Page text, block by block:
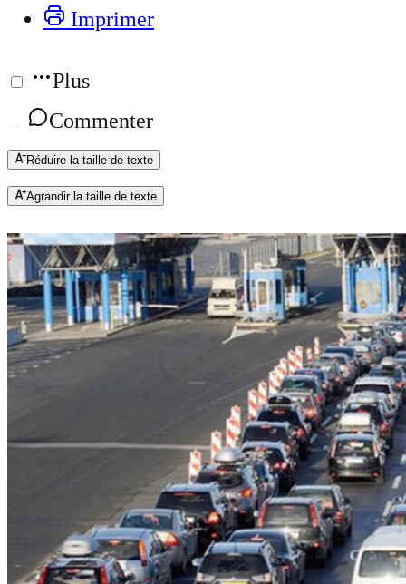
Imprimer
Plus
Commenter
Réduire la taille de texte
Agrandir la taille de texte